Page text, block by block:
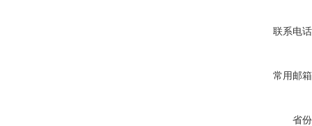
联系电
常用邮
省